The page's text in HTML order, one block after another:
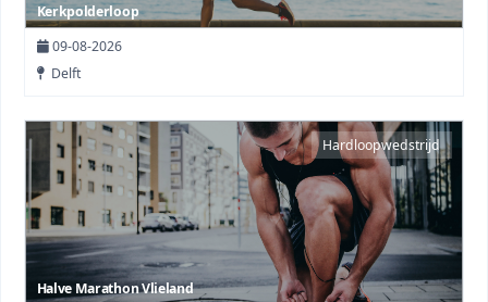
Kerkpolderloop
09-08-2026
Delft
Hardloopwedstrijd
Halve Marathon Vlieland